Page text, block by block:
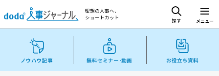
理想の人事へ、
ショートカット
探す メニュー
ノウハウ記事 無料セミナー･動画 お役立ち資料